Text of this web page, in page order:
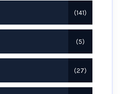
141
5
27